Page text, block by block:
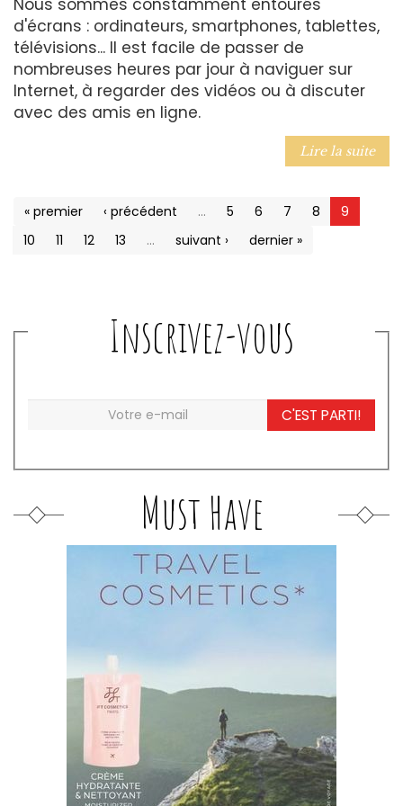
d'écrans : ordinateurs, smartphones, tablettes,
télévisions... Il est facile de passer de
nombreuses heures par jour à naviguer sur
Internet, à regarder des vidéos ou à discuter
avec des amis en ligne.
Lire la suite
« premier ‹ précédent … 5 6 7 8
9
10
11 12 13 … suivant › dernier »
Inscrivez-vous
C'EST PARTI!
Must Have